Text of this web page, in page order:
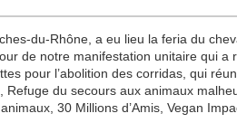
du-Rhône, a eu lieu la feria du
de notre manifestation unitaire qui a
pour l’abolition des corridas, qui
du secours aux animaux
30 Millions d’Amis, Vegan